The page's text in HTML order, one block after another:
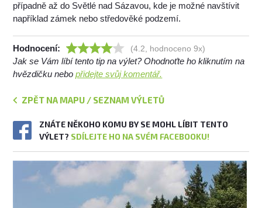
případně až do Světlé nad Sázavou, kde je možné navštívit
například zámek nebo středověké podzemí.
Hodnocení: (4.2, hodnoceno 9x)
Jak se Vám líbí tento tip na výlet? Ohodnoťte ho kliknutím na
hvězdičku nebopřidejte svůj komentář.
ZPĚT NA MAPU / SEZNAM VÝLETŮ
ZNÁTE NĚKOHO KOMU BY SE MOHL LÍBIT TENTO
VÝLET? SDÍLEJTE HO NA SVÉM FACEBOOKU!